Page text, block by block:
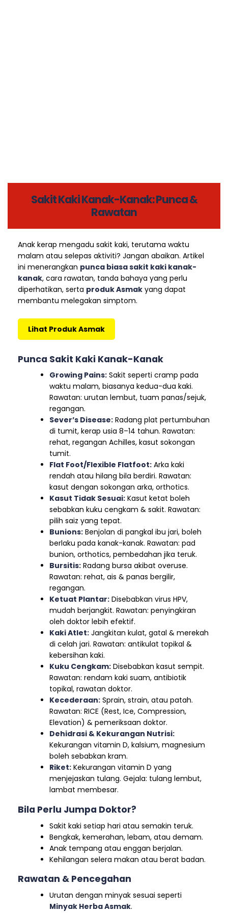
Sakit Kaki Kanak-Kanak: Punca &
Rawatan
Anak kerap mengadu sakit kaki, terutama waktu
malam atau selepas aktiviti? Jangan abaikan. Artikel
ini menerangkan punca biasa sakit kaki kanak-
kanak, cara rawatan, tanda bahaya yang perlu
diperhatikan, serta produk Asmak yang dapat
membantu melegakan simptom.
Lihat Produk Asmak
Punca Sakit Kaki Kanak-Kanak
Growing Pains: Sakit seperti cramp pada
waktu malam, biasanya kedua-dua kaki.
Rawatan: urutan lembut, tuam panas/sejuk,
regangan.
Sever’s Disease: Radang plat pertumbuhan
di tumit, kerap usia 8–14 tahun. Rawatan:
rehat, regangan Achilles, kasut sokongan
tumit.
Flat Foot/Flexible Flatfoot: Arka kaki
rendah atau hilang bila berdiri. Rawatan:
kasut dengan sokongan arka, orthotics.
Kasut Tidak Sesuai: Kasut ketat boleh
sebabkan kuku cengkam & sakit. Rawatan:
pilih saiz yang tepat.
Bunions: Benjolan di pangkal ibu jari, boleh
berlaku pada kanak-kanak. Rawatan: pad
bunion, orthotics, pembedahan jika teruk.
Bursitis: Radang bursa akibat overuse.
Rawatan: rehat, ais & panas bergilir,
regangan.
Ketuat Plantar: Disebabkan virus HPV,
mudah berjangkit. Rawatan: penyingkiran
oleh doktor lebih efektif.
Kaki Atlet: Jangkitan kulat, gatal & merekah
di celah jari. Rawatan: antikulat topikal &
kebersihan kaki.
Kuku Cengkam: Disebabkan kasut sempit.
Rawatan: rendam kaki suam, antibiotik
topikal, rawatan doktor.
Kecederaan: Sprain, strain, atau patah.
Rawatan: RICE (Rest, Ice, Compression,
Elevation) & pemeriksaan doktor.
Dehidrasi & Kekurangan Nutrisi:
Kekurangan vitamin D, kalsium, magnesium
boleh sebabkan kram.
Riket: Kekurangan vitamin D yang
menjejaskan tulang. Gejala: tulang lembut,
lambat membesar.
Bila Perlu Jumpa Doktor?
Sakit kaki setiap hari atau semakin teruk.
Bengkak, kemerahan, lebam, atau demam.
Anak tempang atau enggan berjalan.
Kehilangan selera makan atau berat badan.
Rawatan & Pencegahan
Urutan dengan minyak sesuai seperti
Minyak Herba Asmak.